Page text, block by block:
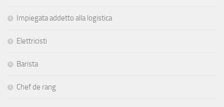
Impiegata addetto alla logistica
Elettricisti
Barista
Chef de rang